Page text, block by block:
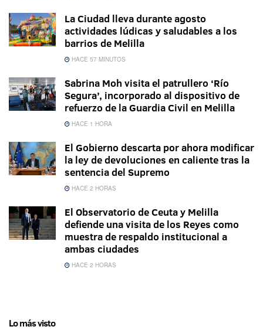
La Ciudad lleva durante agosto
actividades lúdicas y saludables a los
barrios de Melilla
HACE 57 MINUTOS
Sabrina Moh visita el patrullero ‘Río
Segura’, incorporado al dispositivo de
refuerzo de la Guardia Civil en Melilla
HACE 1 HORA
El Gobierno descarta por ahora modificar
la ley de devoluciones en caliente tras la
sentencia del Supremo
HACE 2 HORAS
El Observatorio de Ceuta y Melilla
defiende una visita de los Reyes como
muestra de respaldo institucional a
ambas ciudades
HACE 2 HORAS
Lo más visto